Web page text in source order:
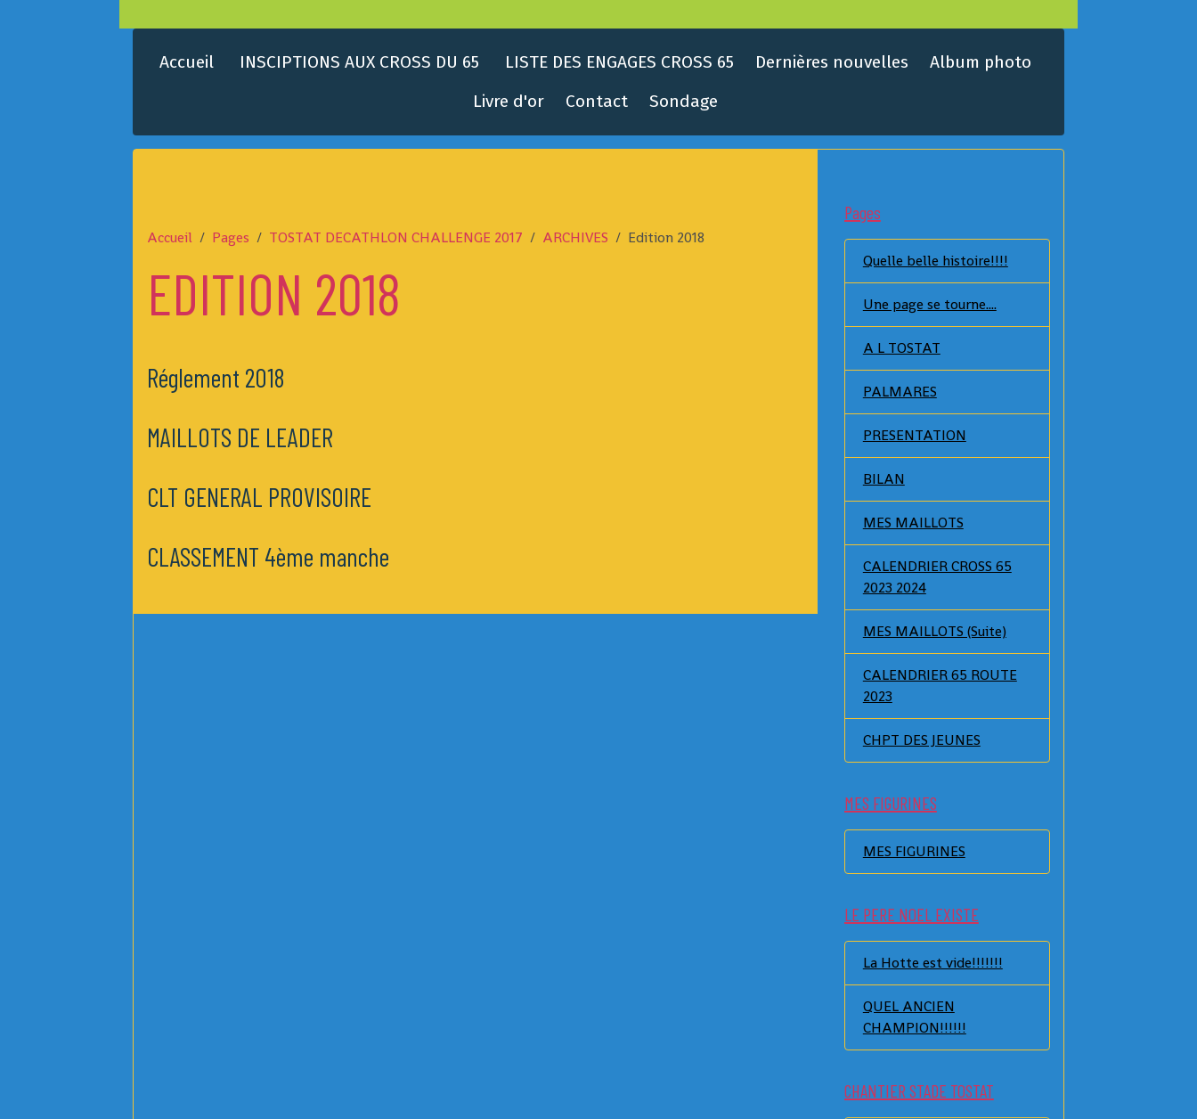
Accueil INSCIPTIONS AUX CROSS DU 65 LISTE DES ENGAGES CROSS 65 Dernières nouvelles
Album photo
Livre d'or
Contact Sondage
Accueil Pages TOSTAT DECATHLON CHALLENGE 2017 ARCHIVES Edition 2018
EDITION 2018
Réglement 2018
MAILLOTS DE LEADER
CLT GENERAL PROVISOIRE
CLASSEMENT 4ème manche
Pages
Quelle belle histoire!!!!
Une page se tourne....
A L TOSTAT
PALMARES
PRESENTATION
BILAN
MES MAILLOTS
CALENDRIER CROSS 65
2023 2024
MES MAILLOTS (Suite)
CALENDRIER 65 ROUTE
2023
CHPT DES JEUNES
MES FIGURINES
MES FIGURINES
LE PERE NOEL EXISTE
La Hotte est vide!!!!!!!
QUEL ANCIEN
CHAMPION!!!!!!
CHANTIER STADE TOSTAT